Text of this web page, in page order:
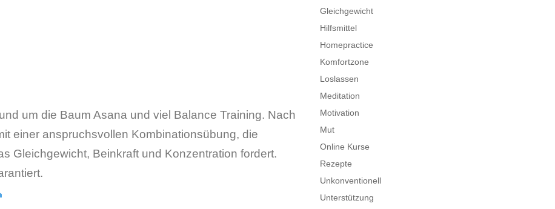
um die Baum Asana und viel Balance Training. Nach
einer anspruchsvollen Kombinationsübung, die
Gleichgewicht, Beinkraft und Konzentration fordert.
Gleichgewicht
Hilfsmittel
Homepractice
Komfortzone
Loslassen
Meditation
Motivation
Mut
Online Kurse
Rezepte
Unkonventionell
Unterstützung